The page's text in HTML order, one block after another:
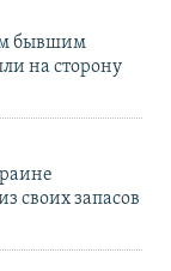
бывшим
на сторону
своих запасов